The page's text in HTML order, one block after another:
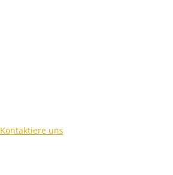
Kontaktiere uns